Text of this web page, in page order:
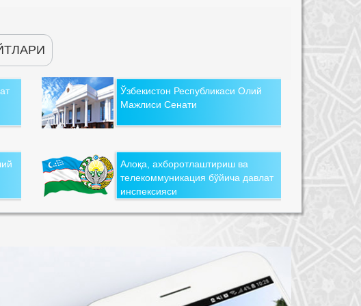
Ўзбекистон Республикаси Олий
Мажлиси Сенати
Алоқа, ахборотлаштириш ва
телекоммуникация бўйича давлат
инспексияси